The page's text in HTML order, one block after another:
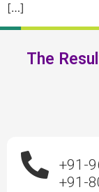
[…]
The
+91-
+91-